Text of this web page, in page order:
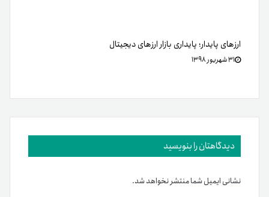
ارزهای پایدار؛ پایداری بازار ارزهای دیجیتال
۳۱ شهریور ۱۳۹۸
دیدگاهتان را بنویسید
نشانی ایمیل شما منتشر نخواهد شد.